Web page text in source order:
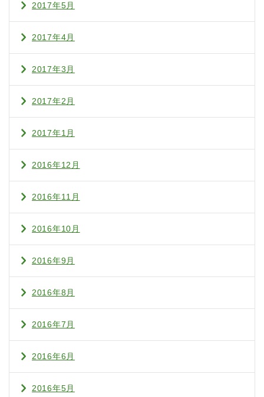
2017年5月
2017年4月
2017年3月
2017年2月
2017年1月
2016年12月
2016年11月
2016年10月
2016年9月
2016年8月
2016年7月
2016年6月
2016年5月